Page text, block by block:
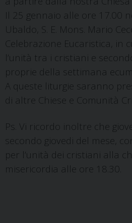
Il 25 gennaio alle ore 17.00
Ubaldo, S. E. Mons. Mario
Celebrazione Eucaristica, in
l’unità tra i cristiani e
proprie della settimana
A queste liturgie saranno
di altre Chiese e Comunità
Ps. Vi ricordo inoltre che
secondo giovedi del mese,
per l’unità dei cristiani alla
misericordia alle ore 18.30.